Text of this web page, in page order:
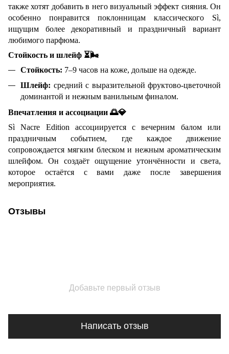
также хотят добавить в него визуальный эффект сияния. Он
особенно понравится поклонницам классического Sì,
ищущим более декоративный и праздничный вариант
любимого парфюма.
Стойкость и шлейф ⏳🌬
Стойкость: 7–9 часов на коже, дольше на одежде.
Шлейф: средний с выразительной фруктово-цветочной
доминантой и нежным ванильным финалом.
Впечатления и ассоциации 🌅💎
Sì Nacre Edition ассоциируется с вечерним балом или
праздничным событием, где каждое движение
сопровождается мягким блеском и нежным ароматическим
шлейфом. Он создаёт ощущение утончённости и света,
которое остаётся с вами даже после завершения
мероприятия.
Отзывы
Добавьте первый отзыв
Написать отзыв